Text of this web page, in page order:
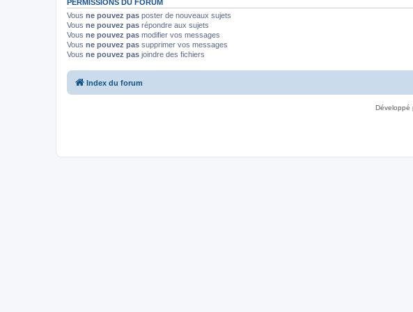
PERMISSIONS DU FORUM
Vous ne pouvez pas poster de nouveaux sujets
Vous ne pouvez pas répondre aux sujets
Vous ne pouvez pas modifier vos messages
Vous ne pouvez pas supprimer vos messages
Vous ne pouvez pas joindre des fichiers
Index du forum
Développé